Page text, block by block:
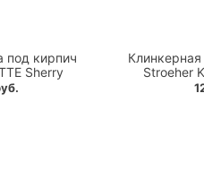
под кирпич
Sherry
Stroeher